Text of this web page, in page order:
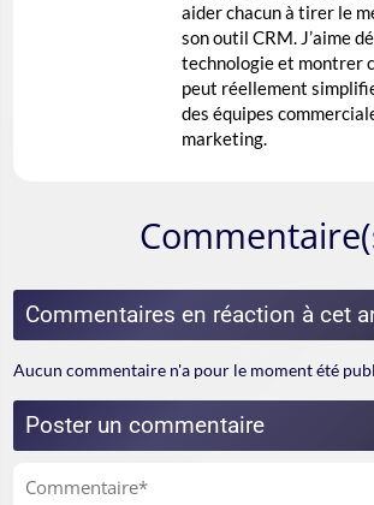
aider chacun à tirer le
son outil CRM. J’aime
technologie et montrer
peut réellement
des équipes
marketing.
Commentaires en réaction à cet
Aucun commentaire n'a pour le moment été
Poster un commentaire